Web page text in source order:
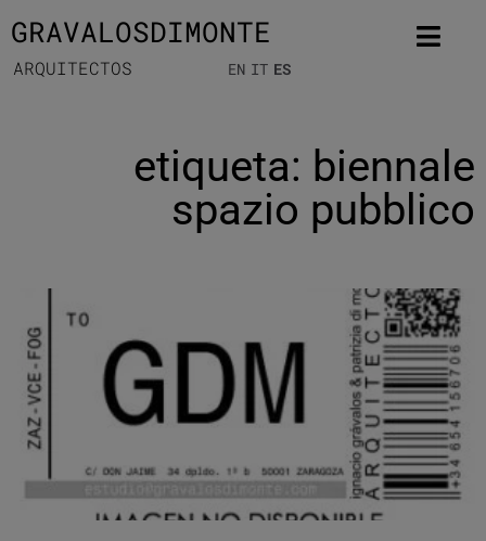
GRAVALOSDIMONTE
ARQUITECTOS EN IT ES
etiqueta: biennale
spazio pubblico